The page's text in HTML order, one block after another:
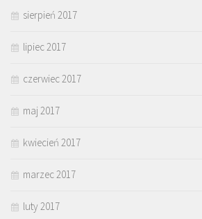
sierpień 2017
lipiec 2017
czerwiec 2017
maj 2017
kwiecień 2017
marzec 2017
luty 2017